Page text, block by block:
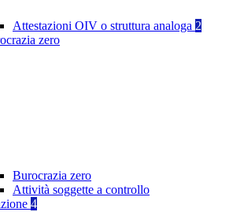
Attestazioni OIV o struttura analoga 2
zero
Burocrazia zero
Attività soggette a controllo
4